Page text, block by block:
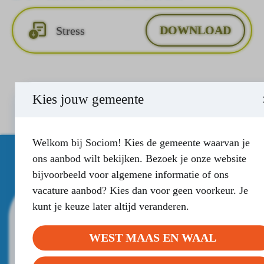
Stress DOWNLOAD
Aanmelden Stress?
Kies jouw gemeente
Welkom bij Sociom! Kies de gemeente waarvan je
ons aanbod wilt bekijken. Bezoek je onze website
bijvoorbeeld voor algemene informatie of ons
vacature aanbod? Kies dan voor geen voorkeur. Je
kunt je keuze later altijd veranderen.
WEST MAAS EN WAAL